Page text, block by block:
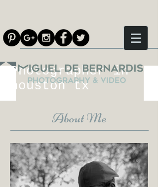
Photographer in
houston tx
About Me